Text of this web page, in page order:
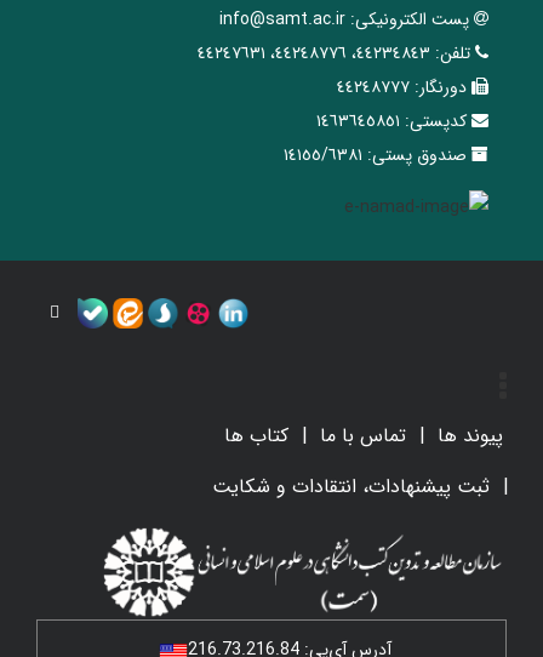
پست الکترونیکی: info@samt.ac.ir
تلفن: ٤٤٢٣٤٨٤٣، ٤٤٢٤٨٧٧٦، ٤٤٢٤٧٦٣١
دورنگار: ٤٤٢٤٨٧٧٧
کدپستی: ١٤٦٣٦٤٥٨٥١
صندوق پستی: ١٤١٥٥/٦٣٨١
پیوند ها تماس با ما
کتاب ها
ثبت پیشنهادات، انتقادات و شکایت
آدرس آی‌پی: 216.73.216.84